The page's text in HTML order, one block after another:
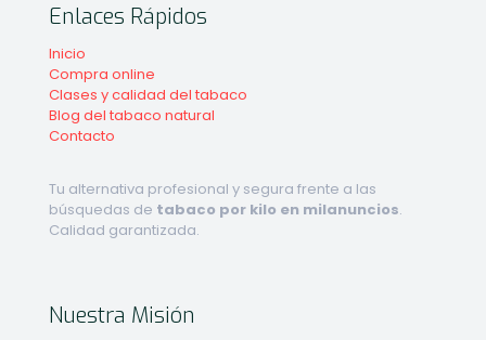
Enlaces Rápidos
Inicio
Compra online
Clases y calidad del tabaco
Blog del tabaco natural
Contacto
Tu alternativa profesional y segura frente a las
búsquedas de tabaco por kilo en milanuncios.
Calidad garantizada.
Nuestra Misión